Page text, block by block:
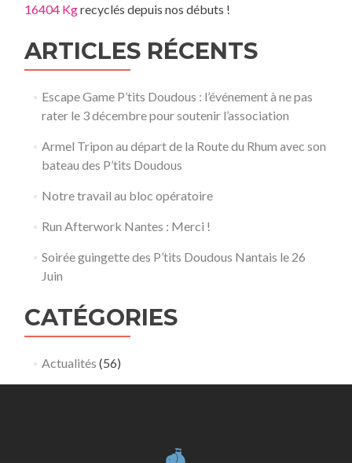
16404 Kgrecyclés depuis nos débuts !
ARTICLES RÉCENTS
Escape Game P’tits Doudous : l’événement à ne pas
rater le 3 décembre pour soutenir l’association
Armel Tripon au départ de la Route du Rhum avec son
bateau des P’tits Doudous
Notre travail au bloc opératoire
Run Afterwork Nantes : Merci !
Soirée guingette des P’tits Doudous Nantais le 26
Juin
CATÉGORIES
Actualités (56)